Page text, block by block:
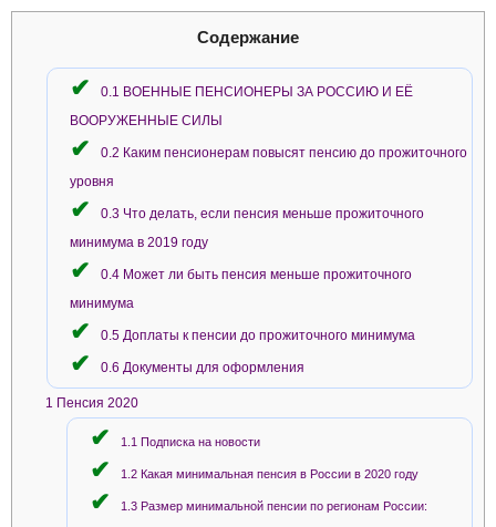
Содержание
0.1 ВОЕННЫЕ ПЕНСИОНЕРЫ ЗА РОССИЮ И ЕЁ
ВООРУЖЕННЫЕ СИЛЫ
0.2 Каким пенсионерам повысят пенсию до прожиточного
уровня
0.3 Что делать, если пенсия меньше прожиточного
минимума в 2019 году
0.4 Может ли быть пенсия меньше прожиточного
минимума
0.5 Доплаты к пенсии до прожиточного минимума
0.6 Документы для оформления
1 Пенсия 2020
1.1 Подписка на новости
1.2Какая минимальная пенсия в России в 2020 году
1.3Размер минимальной пенсии по регионам России: